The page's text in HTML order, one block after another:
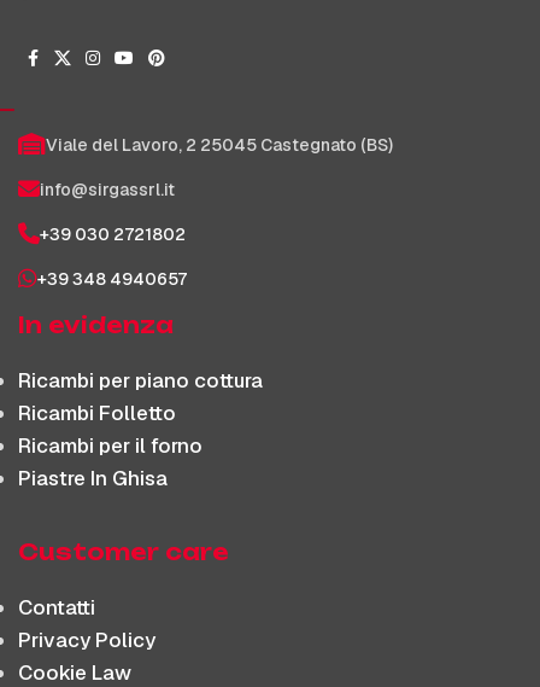
Viale del Lavoro, 2 25045 Castegnato (BS)
info@sirgassrl.it
+39 030 2721802
+39 348 4940657
In evidenza
Ricambi per piano cottura
Ricambi Folletto
Ricambi per il forno
Piastre In Ghisa
Customer care
Contatti
Privacy Policy
Cookie Law